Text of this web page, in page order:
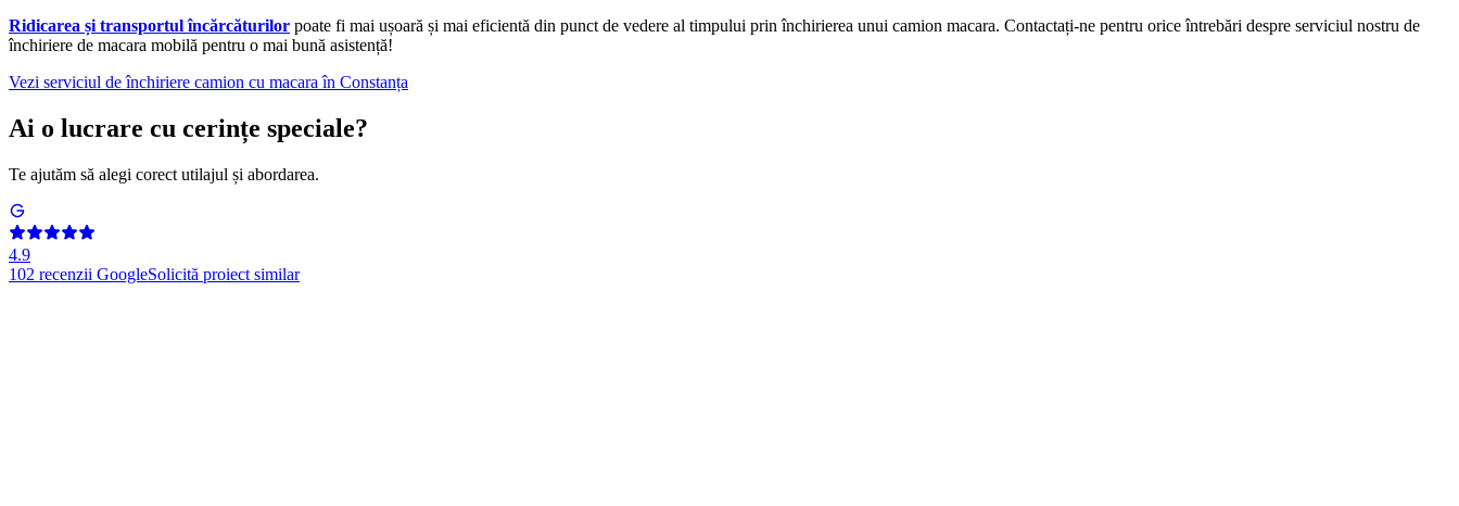
Ridicarea și transportul încărcăturilor poate fi mai ușoară și mai eficientă din punct de vedere al timpului prin închirierea unui camion macara. Contactați-ne pentru orice întrebări despre serviciul nostru de
închiriere de macara mobilă pentru o mai bună asistență!
Vezi serviciul de închiriere camion cu macara în Constanța
Ai o lucrare cu cerințe speciale?
Te ajutăm să alegi corect utilajul și abordarea.
4.9
102 recenzii GoogleSolicită proiect similar